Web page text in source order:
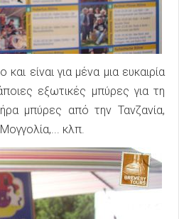
είναι για μένα μια ευκαιρία
εξωτικές μπύρες για τη
μπύρες από την Τανζανία,
Μογγολία,... κλπ.